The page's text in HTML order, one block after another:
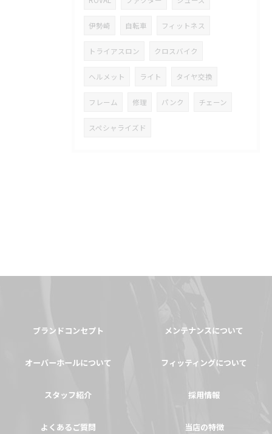
伊勢崎 自転車 フィットネス
トライアスロン クロスバイク
ヘルメット ライト タイヤ交換
フレーム 修理 パンク チェーン
スペシャライズド
ブランドコンセプト メンテナンスについて
オーバーホールについて フィッティングについて
スタッフ紹介 採用情報
よくあるご質問 当店の特徴